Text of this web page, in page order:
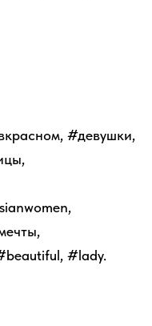
#девушки,
#lady.